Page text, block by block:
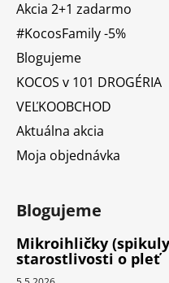
Akcia 2+1 zadarmo
#KocosFamily -5%
Blogujeme
KOCOS v 101 DROGÉRIA
VEĽKOOBCHOD
Aktuálna akcia
Moja objednávka
Blogujeme
Mikroihličky
starostlivosti o pleť